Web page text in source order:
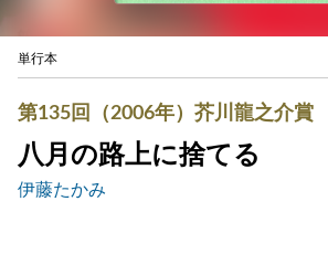
単行本
第135回（2006年）芥川龍之介賞
八月の路上に捨てる
伊藤たかみ